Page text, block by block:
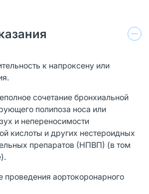
к напроксену или
сочетание бронхиальной
полипоза носа или
и непереносимости
кислоты и других нестероидных
препаратов (НПВП) (в том
аортокоронарного